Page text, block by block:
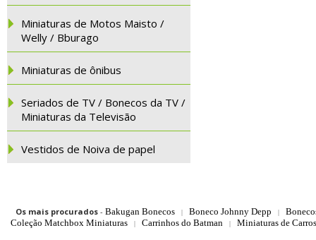
Miniaturas de Motos Maisto /
Welly / Bburago
Miniaturas de ônibus
Seriados de TV / Bonecos da TV /
Miniaturas da Televisão
Vestidos de Noiva de papel
Os mais procurados- Bakugan Bonecos | Boneco Johnny Depp |
Coleção Matchbox Miniaturas
| Carrinhos do Batman | Miniaturas de